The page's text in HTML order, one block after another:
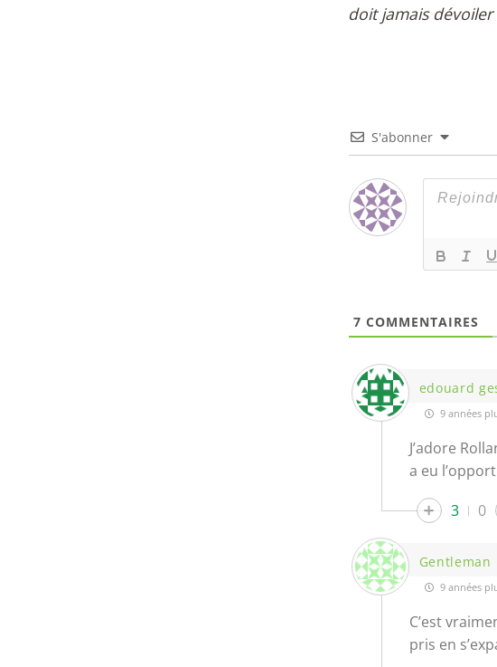
doit jamais dévoiler
S'abonner
7 COMMENTAIRES
edouard
9 années
J’adore
a eu
3
0
Gentleman
9 années
C’est
pris en